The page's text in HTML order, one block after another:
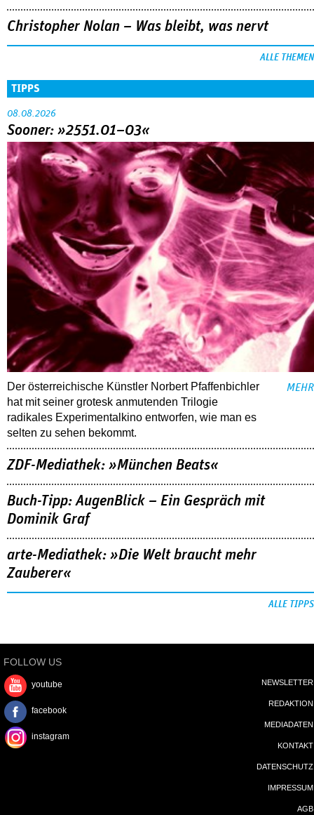
Christopher Nolan – Was bleibt, was nervt
ALLE THEMEN
TIPPS
08.08.2026
Sooner: »2551.01–03«
Der österreichische Künstler Norbert Pfaffenbichler
hat mit seiner grotesk anmutenden Trilogie
radikales Experimentalkino entworfen, wie man es
selten zu sehen bekommt.
MEHR
ZDF-Mediathek: »München Beats«
Buch-Tipp: AugenBlick – Ein Gespräch mit
Dominik Graf
arte-Mediathek: »Die Welt braucht mehr
Zauberer«
ALLE TIPPS
FOLLOW US
youtube
facebook
instagram
NEWSLETTER
REDAKTION
MEDIADATEN
KONTAKT
DATENSCHUTZ
IMPRESSUM
AGB